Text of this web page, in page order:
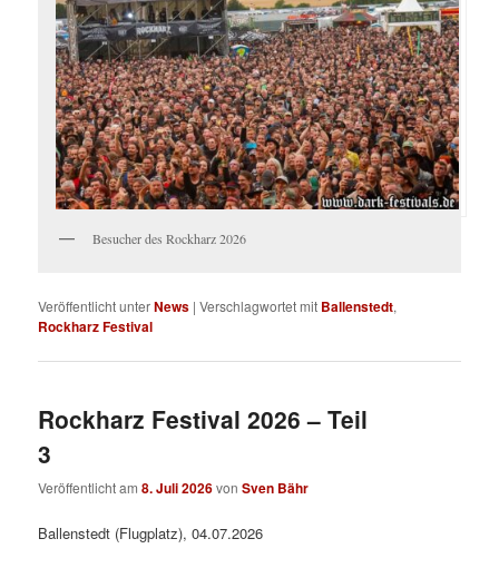
Besucher des Rockharz 2026
Veröffentlicht unterNews |Verschlagwortet mit Ballenstedt,
Rockharz Festival
Rockharz Festival 2026 – Teil
3
Veröffentlicht am8. Juli 2026vonSven Bähr
Ballenstedt (Flugplatz), 04.07.2026